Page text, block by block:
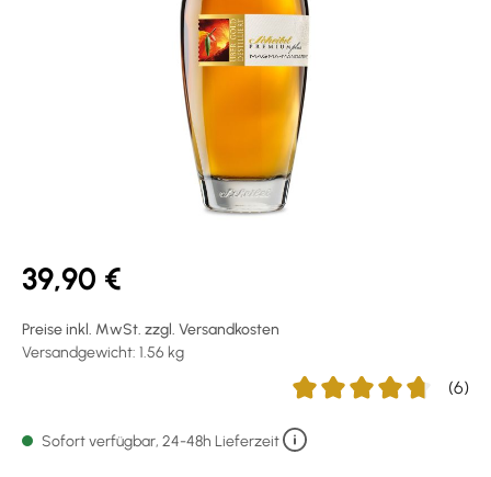
39,90 €
Preise inkl. MwSt. zzgl. Versandkosten
Versandgewicht: 1.56 kg
(6)
Sofort verfügbar, 24-48h Lieferzeit